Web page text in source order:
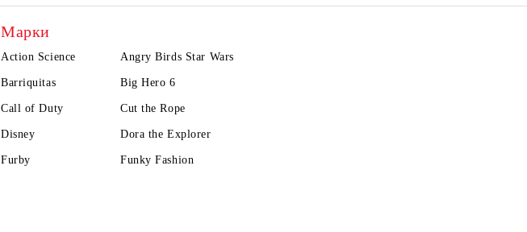
Марки
Action Science Angry Birds Star Wars
Barriquitas Big Hero 6
Call of Duty Cut the Rope
Disney Dora the Explorer
Furby Funky Fashion